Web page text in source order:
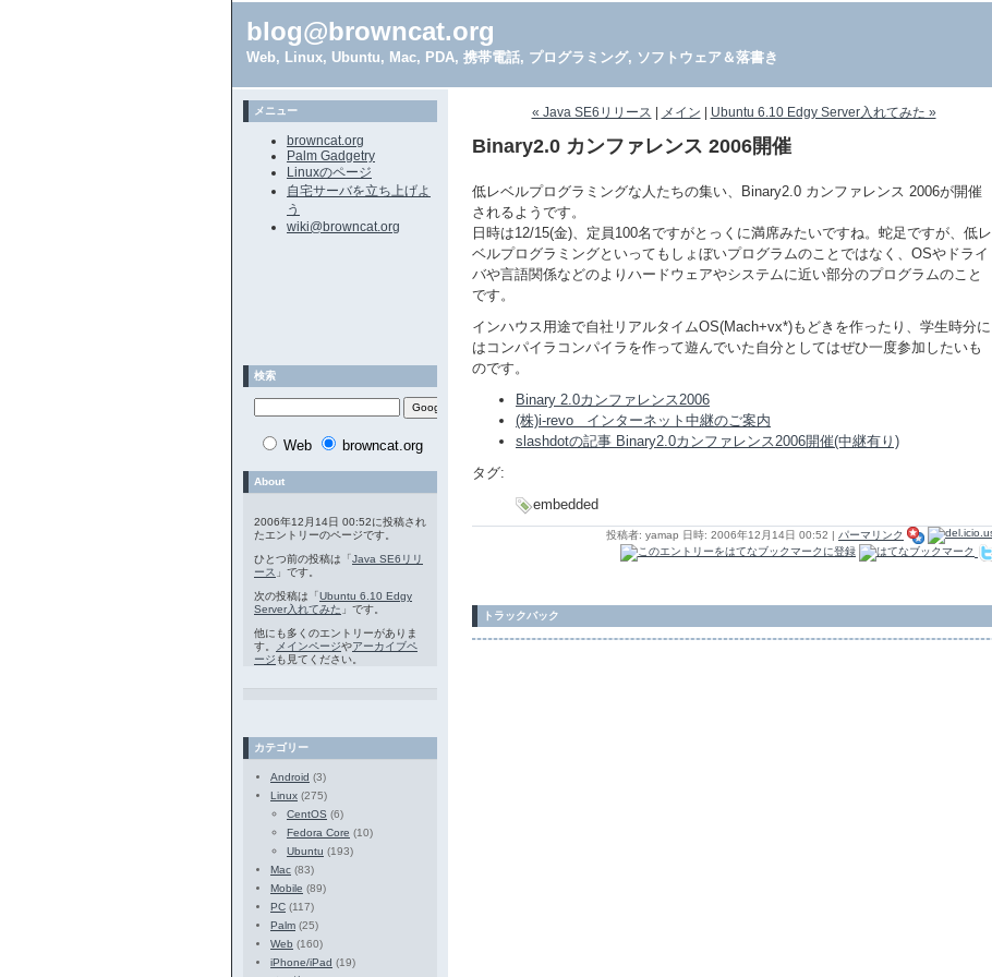
blog@browncat.org
Web, Linux, Ubuntu, Mac, PDA, 携帯電話, プログラミング, ソフトウェア＆落書き
« Java SE6リリース メイン Ubuntu 6.10 Edgy Server入れてみた »
Binary2.0 カンファレンス 2006開催
低レベルプログラミングな人たちの集い、Binary2.0 カンファレンス 2006が開催
されるようです。
日時は12/15(金)、定員100名ですがとっくに満席みたいですね。蛇足ですが、低レ
ベルプログラミングといってもしょぼいプログラムのことではなく、OSやドライ
バや言語関係などのよりハードウェアやシステムに近い部分のプログラムのこと
です。
インハウス用途で自社リアルタイムOS(Mach+vx*)もどきを作ったり、学生時分に
はコンパイラコンパイラを作って遊んでいた自分としてはぜひ一度参加したいも
のです。
Binary 2.0カンファレンス2006
(株)i-revo インターネット中継のご案内
slashdotの記事 Binary2.0カンファレンス2006開催(中継有り)
タグ:
embedded
投稿者: yamap 日時: 2006年12月14日 00:52 | パーマリンク
トラックバック
メニュー
browncat.org
Palm Gadgetry
Linuxのページ
自宅サーバを立ち上げよ
う
wiki@browncat.org
検索
Web browncat.org
About
2006年12月14日 00:52に投稿され
たエントリーのページです。
ひとつ前の投稿は「Java SE6リリ
ース 」です。
次の投稿は「Ubuntu 6.10 Edgy
Server入れてみた 」です。
他にも多くのエントリーがありま
す。
メインページやアーカイブペ
ージ も見てください。
カテゴリー
Android (3)
Linux (275)
CentOS (6)
Fedora Core (10)
Ubuntu (193)
Mac (83)
Mobile (89)
PC (117)
Palm (25)
Web (160)
iPhone/iPad (19)